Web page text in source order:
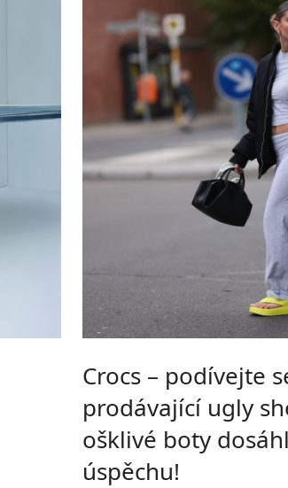
Crocs – podívejte
prodávající ugly
ošklivé boty
úspěchu!